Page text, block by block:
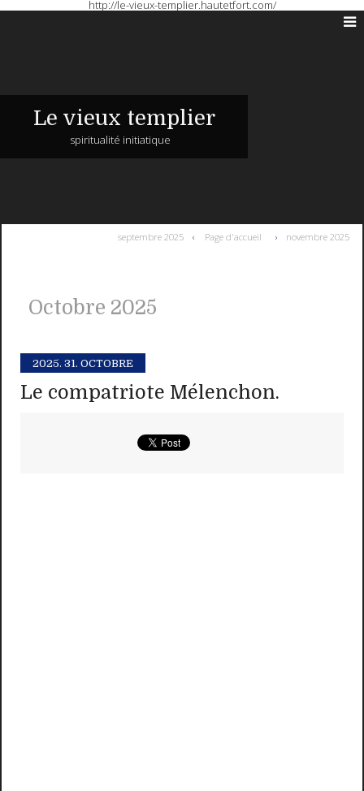
http://le-vieux-templier.hautetfort.com/
Le vieux templier
spiritualité initiatique
septembre 2025 Page d'accueil novembre 2025
Octobre 2025
2025. 31. OCTOBRE
Le compatriote Mélenchon.